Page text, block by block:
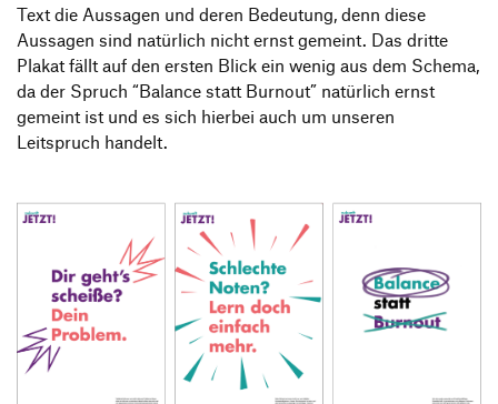
Text die Aussagen und deren Bedeutung, denn diese
Aussagen sind natürlich nicht ernst gemeint. Das dritte
Plakat fällt auf den ersten Blick ein wenig aus dem Schema,
da der Spruch “Balance statt Burnout” natürlich ernst
gemeint ist und es sich hierbei auch um unseren
Leitspruch handelt.